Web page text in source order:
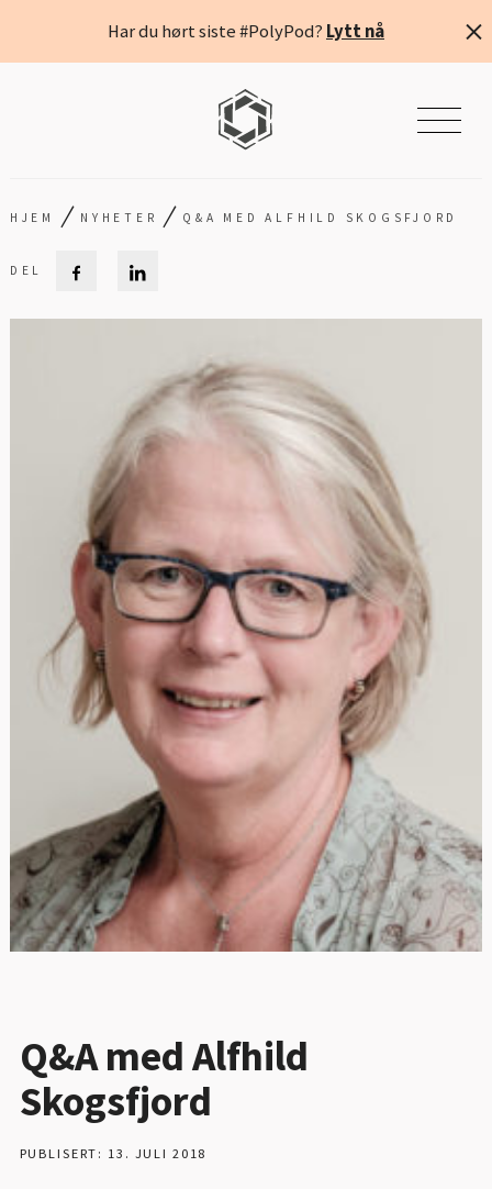
Har du hørt siste #PolyPod? Lytt nå
HJEM / NYHETER / Q&A MED ALFHILD SKOGSFJORD
Q&A med Alfhild
Skogsfjord
PUBLISERT: 13. JULI 2018